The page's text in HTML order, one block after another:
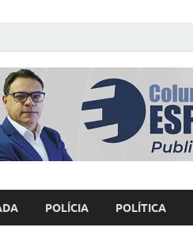
Quarto Poder
todos os dias
POLÍCIA POLÍTICA